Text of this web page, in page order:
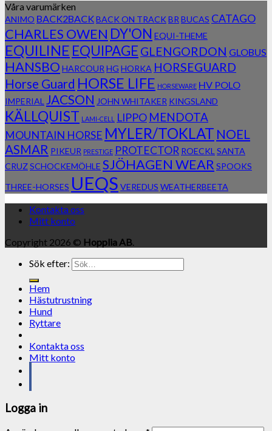
Våra varumärken
ANIMO BACK2BACKBACK ON TRACK BR BUCAS CATAGO
CHARLES OWEN DY'ON EQUI-THEME
EQUILINE EQUIPAGE GLENGORDON GLOBUS
HANSBO HARCOUR HG HORKA HORSEGUARD
Horse Guard HORSE LIFE HORSEWARE HV POLO
IMPERIAL JACSON JOHN WHITAKER KINGSLAND
KÄLLQUIST LAMI-CELL LIPPO MENDOTA
MOUNTAIN HORSE MYLER/TOKLAT NOEL
ASMAR PIKEUR PRESTIGE PROTECTOR ROECKL SANTA
CRUZSCHOCKEMÖHLE SJÖHAGEN WEAR SPOOKS
THREE-HORSES UEQS VEREDUS WEATHERBEETA
Kontakta oss
Mitt konto
Copyright 2026 © Hopplia AB.
Sök efter:
Hem
Hästutrustning
Hund
Ryttare
Kontakta oss
Mitt konto
Logga in